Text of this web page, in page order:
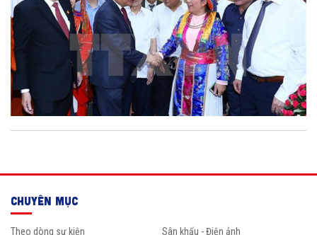
CHUYÊN MỤC
Theo dòng sự kiện
Sân khấu - Điện ảnh